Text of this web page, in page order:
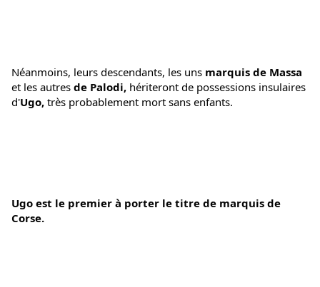
Néanmoins, leurs descendants, les uns marquis de Massa
et les autres de Palodi, hériteront de possessions insulaires
d'Ugo, très probablement mort sans enfants.
Ugo est le premier à porter le titre de marquis de
Corse.